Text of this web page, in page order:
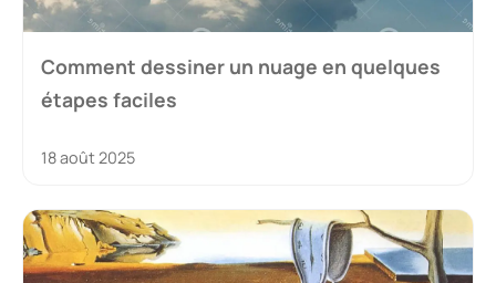
Comment dessiner un nuage en quelques
étapes faciles
18 août 2025